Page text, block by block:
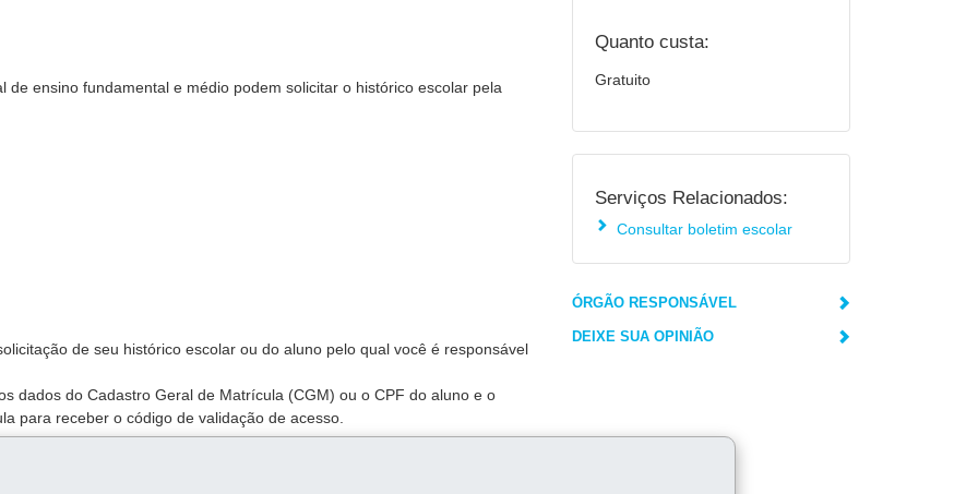
ensino fundamental e médio podem solicitar o histórico escolar pela
de seu histórico escolar ou do aluno pelo qual você é responsável
dados do Cadastro Geral de Matrícula (CGM) ou o CPF do aluno e o
para receber o código de validação de acesso.
porque ele deverá ser assinado pelo diretor e pelo secretário escolar.
por e-mail.
Quanto custa:
Gratuito
Serviços Relacionados:
Consultar boletim escolar
ÓRGÃO RESPONSÁVEL
DEIXE SUA OPINIÃO